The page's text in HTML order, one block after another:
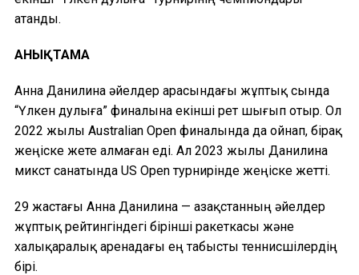
атанды.
АНЫҚТАМА
Анна Данилина әйелдер арасындағы жұптық сында
“Үлкен дулыға” финалына екінші рет шығып отыр. Ол
2022 жылы Australian Open финалында да ойнап, бірақ
жеңіске жете алмаған еді. Ал 2023 жылы Данилина
микст санатында US Open турнирінде жеңіске жетті.
29 жастағы Анна Данилина — Қазақстанның әйелдер
жұптық рейтингіндегі бірінші ракеткасы және
халықаралық аренадағы ең табысты теннисшілердің
бірі.